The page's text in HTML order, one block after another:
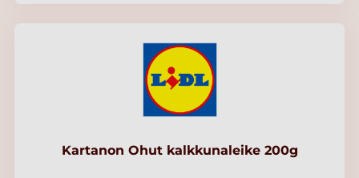
Kartanon Ohut kalkkunaleike 200g